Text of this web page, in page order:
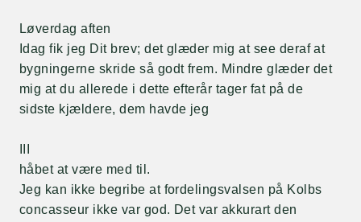
Løverdag aften
Idag fik jeg Dit brev; det glæder mig at see deraf at
bygningerne skride så godt frem. Mindre glæder det
mig at du allerede i dette efterår tager fat på de
sidste kjældere, dem havde jeg
håbet at være med til.
Jeg kan ikke begribe at fordelingsvalsen på Kolbs
concasseur ikke var god. Det var akkurart den